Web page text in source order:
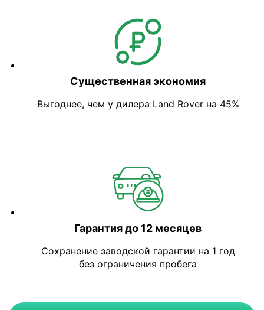
Существенная экономия
Выгоднее, чем у дилера Land Rover на 45%
Гарантия до 12 месяцев
Сохранение заводской гарантии на 1 год
без ограничения пробега